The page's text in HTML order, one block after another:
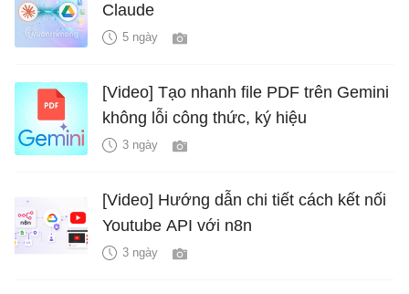
Claude
5 ngày
[Video] Tạo nhanh file PDF trên Gemini
không lỗi công thức, ký hiệu
3 ngày
[Video] Hướng dẫn chi tiết cách kết nối
Youtube API với n8n
3 ngày